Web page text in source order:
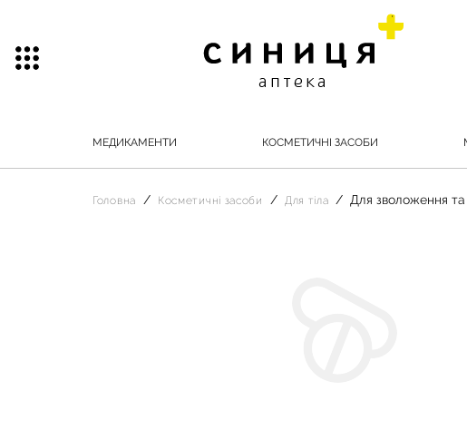
МЕДИКАМЕНТИ КОСМЕТИЧНІ ЗАСОБИ
Головна Косметичні засоби Для тіла Для зволоження